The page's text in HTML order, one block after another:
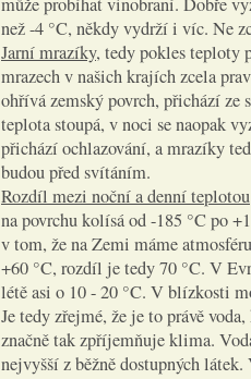
než -4 °C, někdy vydrží i víc. Ne
Jarní mrazíky, tedy pokles teploty
mrazech v našich krajích zcela
ohřívá zemský povrch, přichází ze
teplota stoupá, v noci se naopak
přichází ochlazování, a mrazíky
budou před svítáním.
Rozdíl mezi noční a denní teplotou
na povrchu kolísá od -185 °C po
v tom, že na Zemi máme
+60 °C, rozdíl je tedy 70 °C. V
létě asi o 10 - 20 °C. V blízkosti
Je tedy zřejmé, že je to právě
značně tak zpříjemňuje klima.
nejvyšší z běžně dostupných